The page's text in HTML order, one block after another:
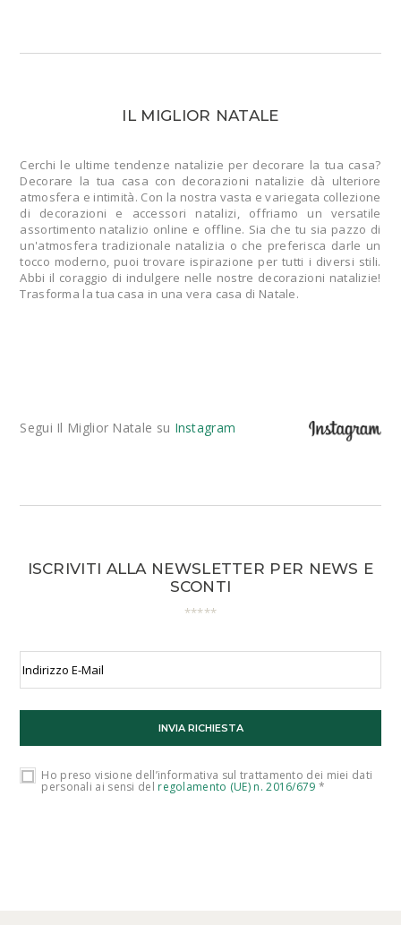
IL MIGLIOR NATALE
Cerchi le ultime tendenze natalizie per decorare la tua casa?
Decorare la tua casa con decorazioni natalizie dà ulteriore
atmosfera e intimità. Con la nostra vasta e variegata collezione
di decorazioni e accessori natalizi, offriamo un versatile
assortimento natalizio online e offline. Sia che tu sia pazzo di
un'atmosfera tradizionale natalizia o che preferisca darle un
tocco moderno, puoi trovare ispirazione per tutti i diversi stili.
Abbi il coraggio di indulgere nelle nostre decorazioni natalizie!
Trasforma la tua casa in una vera casa di Natale.
Segui Il Miglior Natale su Instagram
ISCRIVITI ALLA NEWSLETTER PER NEWS E
SCONTI
Ho preso visione dell’informativa sul trattamento dei miei dati
personali ai sensi del regolamento (UE) n. 2016/679 *